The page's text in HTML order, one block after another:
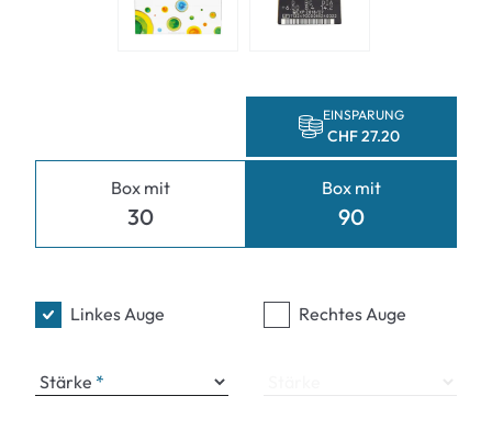
Box mit
30
EINSPARUNG
CHF 27.20
Box mit
90
Linkes Auge
Stärke
Rechtes Auge